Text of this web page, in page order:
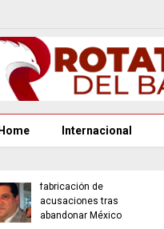
Internacional
fabricación de
acusaciones tras
abandonar México